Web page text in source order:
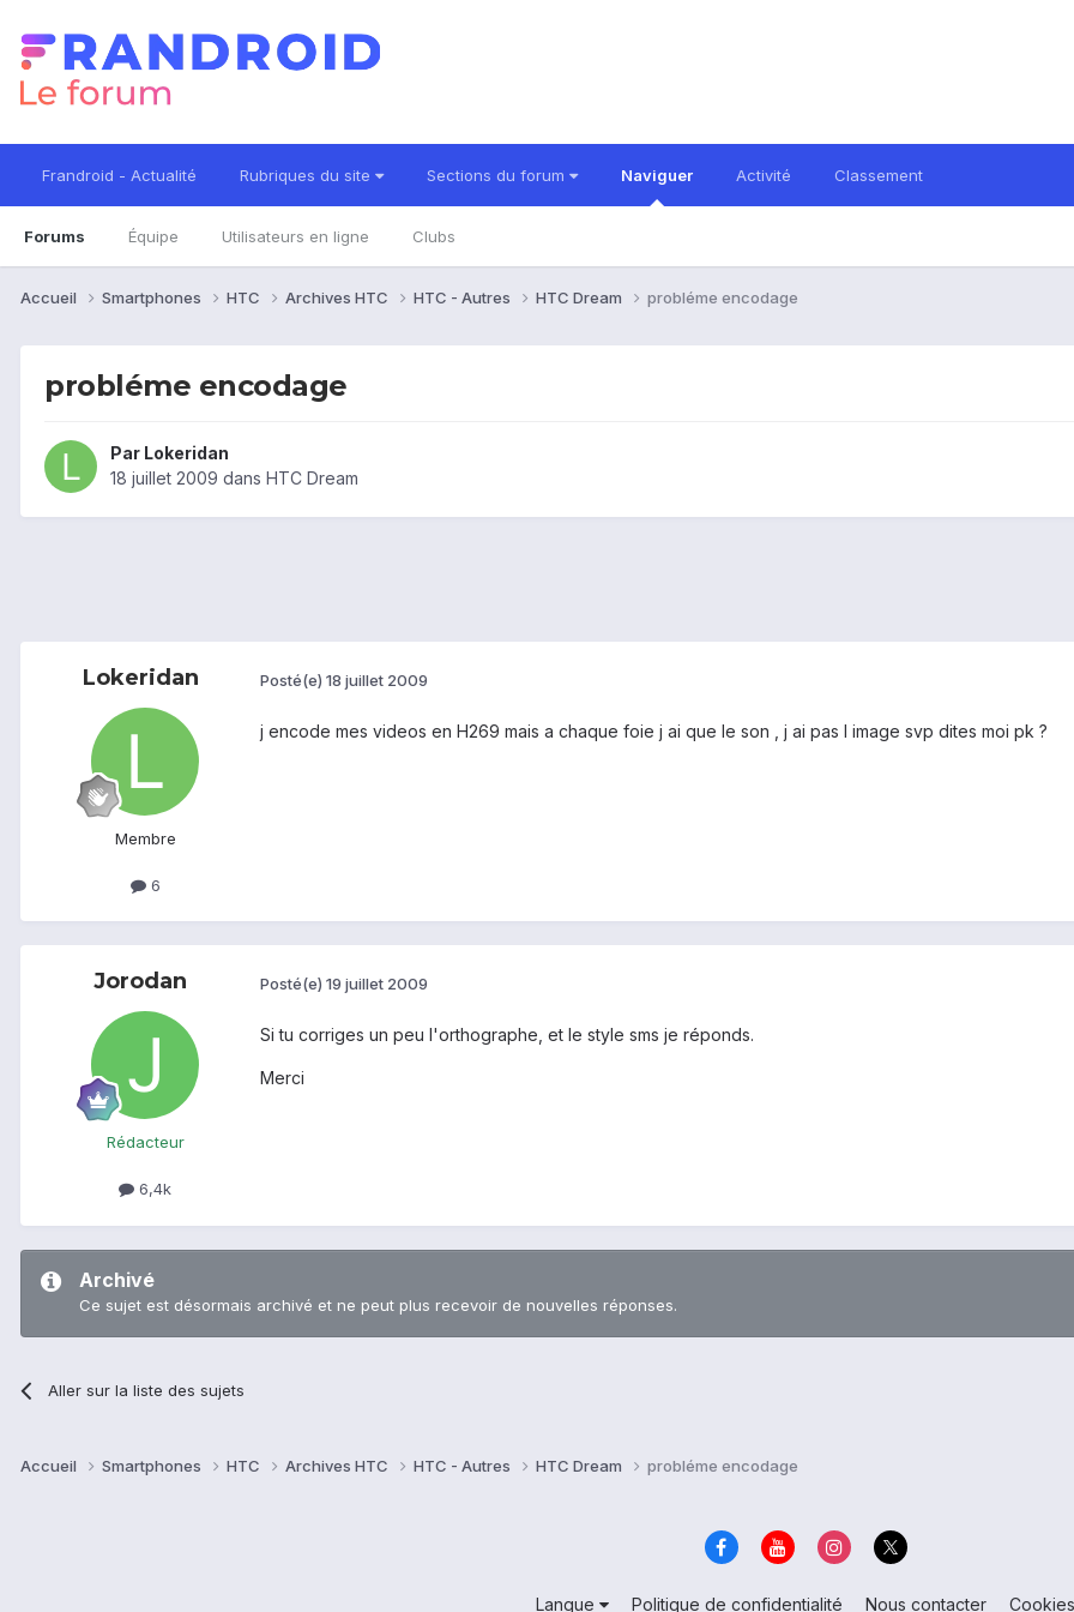
Frandroid - Actualité Rubriques du site Sections du forum Naviguer
Forums Équipe Utilisateurs en ligne Clubs
Activité Classement
Accueil Smartphones HTC Archives HTC HTC - Autres HTC Dream probléme encodage
probléme encodage
Par Lokeridan
18 juillet 2009 dans HTC Dream
Lokeridan
Membre
6
Posté(e) 18 juillet 2009
j encode mes videos en H269 mais a chaque foie j ai que le son , j ai pas l image svp dites moi pk ?
Jorodan
Rédacteur
6,4k
Posté(e) 19 juillet 2009
Si tu corriges un peu l'orthographe, et le style sms je réponds.
Merci
Archivé
Ce sujet est désormais archivé et ne peut plus recevoir de nouvelles réponses.
Aller sur la liste des sujets
Accueil Smartphones HTC Archives HTC HTC - Autres HTC Dream probléme encodage
Langue Politique de confidentialité Nous contacter Cookies